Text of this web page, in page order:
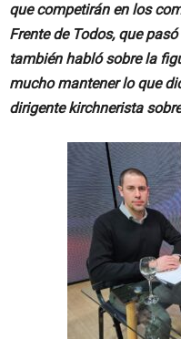
que competirán en los
Frente de Todos, que
también habló sobre la
mucho mantener lo que
dirigente kirchnerista